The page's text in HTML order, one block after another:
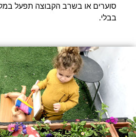
סוערים או בשרב הקבוצה תפעל
בבלי.